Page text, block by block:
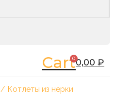
0,00 ₽
0
Cart
/ Котлеты из нерки